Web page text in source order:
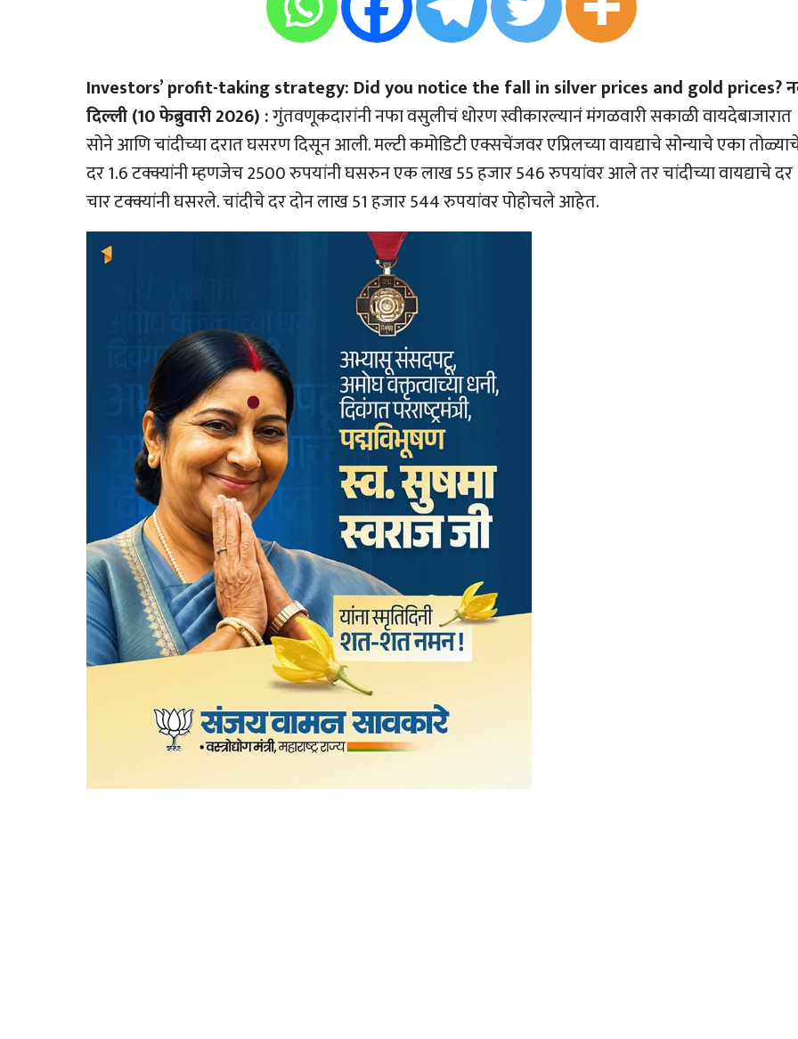
Investors’ profit-taking strategy: Did you notice the fall in silver prices and gold prices?
दिल्ली (10 फेब्रुवारी 2026) :गुंतवणूकदारांनी नफा वसुलीचं धोरण स्वीकारल्यानं मंगळवारी सकाळी वायदेबाजारात
सोने आणि चांदीच्या दरात घसरण दिसून आली. मल्टी कमोडिटी एक्सचेंजवर एप्रिलच्या वायद्याचे सोन्याचे एका
दर 1.6 टक्क्यांनी म्हणजेच 2500 रुपयांनी घसरुन एक लाख 55 हजार 546 रुपयांवर आले तर चांदीच्या वायद्याचे दर
चार टक्क्यांनी घसरले. चांदीचे दर दोन लाख 51 हजार 544 रुपयांवर पोहोचले आहेत.